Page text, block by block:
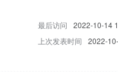
最后访问
2022-10-14
上次发表时间
2022-